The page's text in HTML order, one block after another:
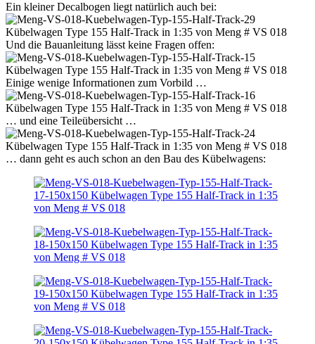
Ein kleiner Decalbogen liegt natürlich auch bei:
Und die Bauanleitung lässt keine Fragen offen:
Einige wenige Informationen zum Vorbild …
… und eine Teileübersicht …
… dann geht es auch schon an den Bau des Kübelwagens: